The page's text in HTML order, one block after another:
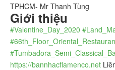
TPHCM- Mr Thanh Tùng
Giới thiệu
#Valentine_Day_2020
https://bannhacflamenco.net